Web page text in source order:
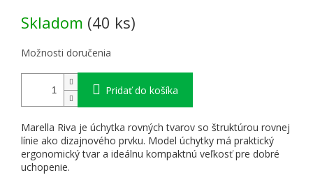
Skladom (40 ks)
Možnosti doručenia
Pridať do košíka
Marella Riva je úchytka rovných tvarov so štruktúrou rovnej
línie ako dizajnového prvku. Model úchytky má praktický
ergonomický tvar a ideálnu kompaktnú veľkosť pre dobré
uchopenie.